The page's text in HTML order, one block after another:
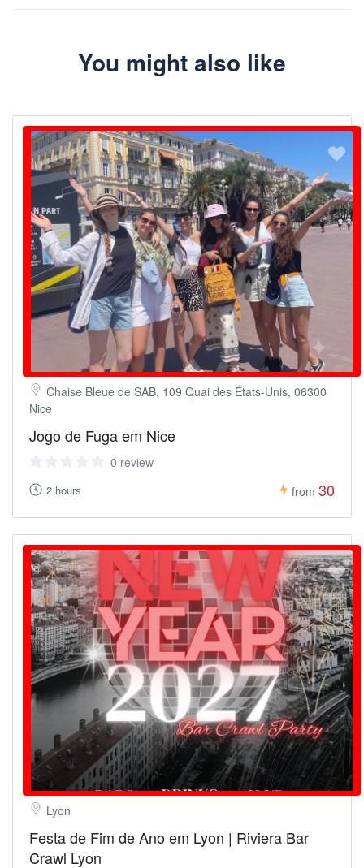
Envia um e-mail para info@rivierabarcrawltours.com
You might also like
Lyon
Festa de Fim de Ano em Lyon | Riviera Bar
Crawl Lyon
Chaise Bleue de SAB, 109 Quai des États-Unis, 06300
Nice
Jogo de Fuga em Nice
0 review
2 hours from 30